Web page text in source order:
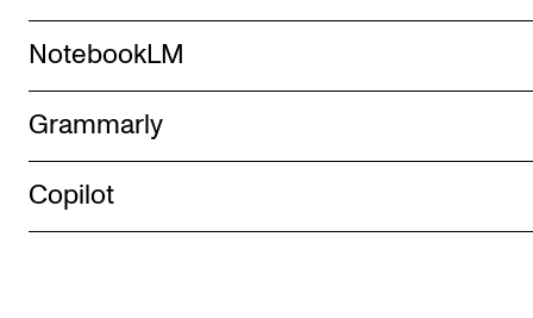
NotebookLM
Grammarly
Copilot